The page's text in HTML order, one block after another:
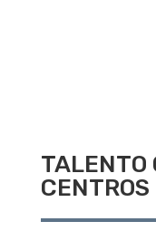
TALENTO